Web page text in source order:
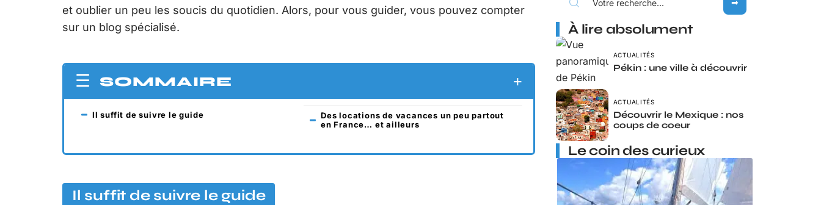
et oublier un peu les soucis du quotidien. Alors, pour vous guider, vous pouvez compter
sur un blog spécialisé.
SOMMAIRE
Il suffit de suivre le guide
Des locations de vacances un peu partout
en France… et ailleurs
Il suffit de suivre le guide
À lire absolument
ACTUALITÉS
Pékin : une ville à découvrir
ACTUALITÉS
Découvrir le Mexique : nos
coups de coeur
Le coin des curieux